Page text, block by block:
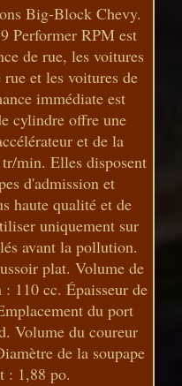
Big-Block Chevy.
Performer RPM est
de rue, les voitures
et les voitures de
immédiate est
cylindre offre une
et de la
min. Elles disposent
d'admission et
haute qualité et de
uniquement sur
avant la pollution.
plat. Volume de
110 cc. Épaisseur de
du port
Volume du coureur
de la soupape
: 1,88 po.